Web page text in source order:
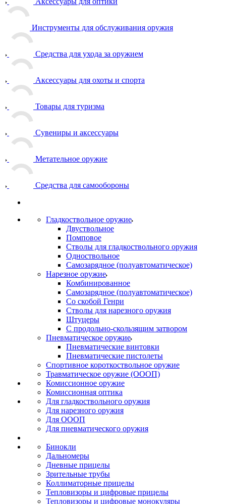
Инструменты для обслуживания оружия
Средства для ухода за оружием
Аксессуары для охоты и спорта
Товары для туризма
Сувениры и аксессуары
Метательное оружие
Средства для самообороны
Гладкоствольное оружие
Двуствольное
Помповое
Стволы для гладкоствольного оружия
Одноствольное
Самозарядное (полуавтоматическое)
Нарезное оружие
Комбинированное
Самозарядное (полуавтоматическое)
Со скобой Генри
Стволы для нарезного оружия
Штуцеры
С продольно-скользящим затвором
Пневматическое оружие
Пневматические винтовки
Пневматические пистолеты
Спортивное короткоствольное оружие
Травматическое оружие (ОООП)
Комиссионное оружие
Комиссионная оптика
Для гладкоствольного оружия
Для нарезного оружия
Для ОООП
Для пневматического оружия
Бинокли
Дальномеры
Дневные прицелы
Зрительные трубы
Коллиматорные прицелы
Тепловизоры и цифровые прицелы
Тепловизоры и цифровые монокуляры